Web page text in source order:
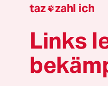
zu hören ist. Aber
in der Versenkung
hängen derangiert
tigern im Kreis
taz zahl ich
Links